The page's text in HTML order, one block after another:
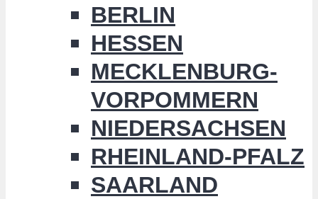
BERLIN
HESSEN
MECKLENBURG-
VORPOMMERN
NIEDERSACHSEN
RHEINLAND-PFALZ
SAARLAND